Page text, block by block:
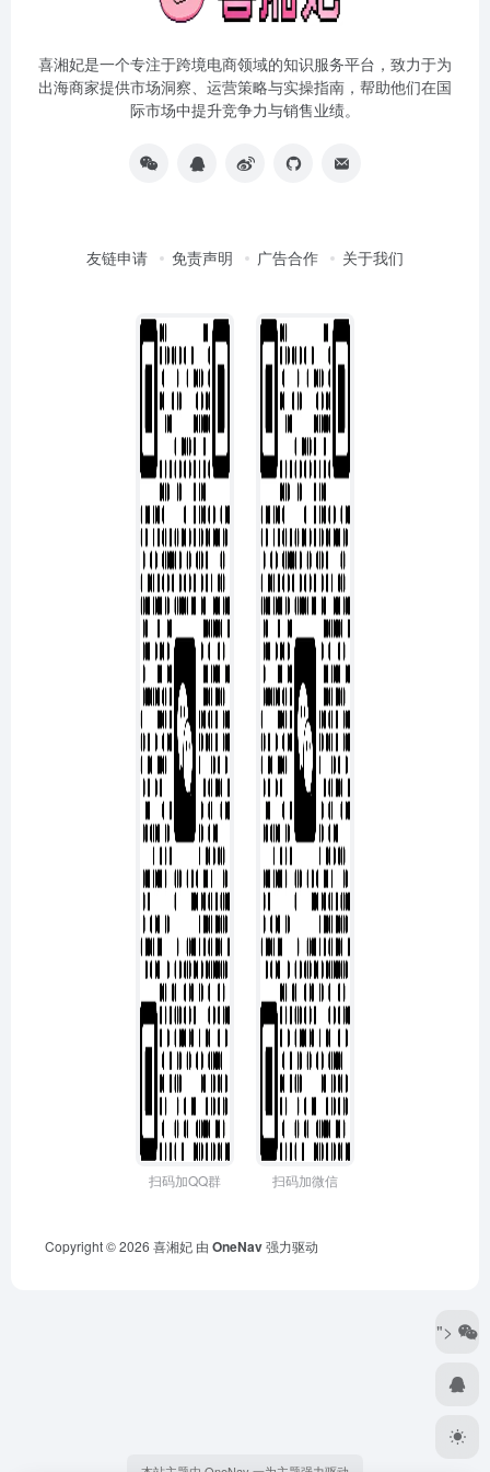
喜湘妃是一个专注于跨境电商领域的知识服务平台，致力于为
出海商家提供市场洞察、运营策略与实操指南，帮助他们在国
际市场中提升竞争力与销售业绩。
友链申请 免责声明 广告合作 关于我们
扫码加QQ群 扫码加微信
Copyright © 2026 喜湘妃 由 OneNav强力驱动
">